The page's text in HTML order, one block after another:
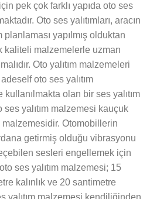
pek çok farklı yapıda oto ses
Oto ses yalıtımları, aracın
yapılmış olduktan
kaliteli malzemelerle uzman
Oto yalıtım malzemeleri
oto ses yalıtım
olan bir ses yalıtım
yalıtım malzemesi kauçuk
malzemesidir. Otomobillerin
getirmiş olduğu vibrasyonu
sesleri engellemek için
ses yalıtım malzemesi; 15
kalınlık ve 20 santimetre
yalıtım malzemesi kendiliğinden